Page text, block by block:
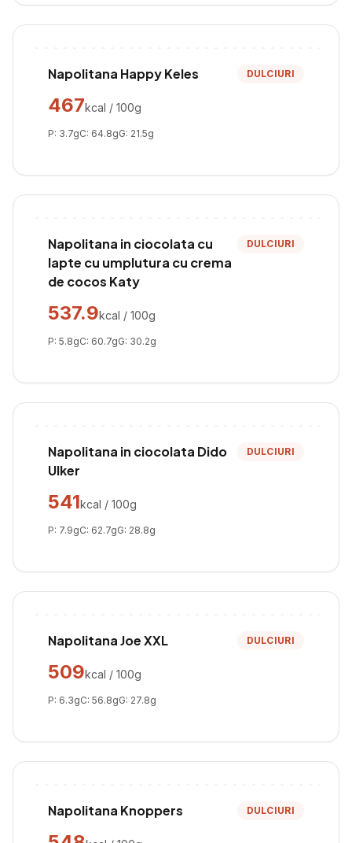
Napolitana Happy Keles DULCIURI
467kcal / 100g
P: 3.7gC: 64.8gG: 21.5g
Napolitana in ciocolata cu
lapte cu umplutura cu crema
de cocos Katy
DULCIURI
537.9kcal / 100g
P: 5.8gC: 60.7gG: 30.2g
Napolitana in ciocolata Dido
Ulker
DULCIURI
541kcal / 100g
P: 7.9gC: 62.7gG: 28.8g
Napolitana Joe XXL DULCIURI
509kcal / 100g
P: 6.3gC: 56.8gG: 27.8g
Napolitana Knoppers DULCIURI